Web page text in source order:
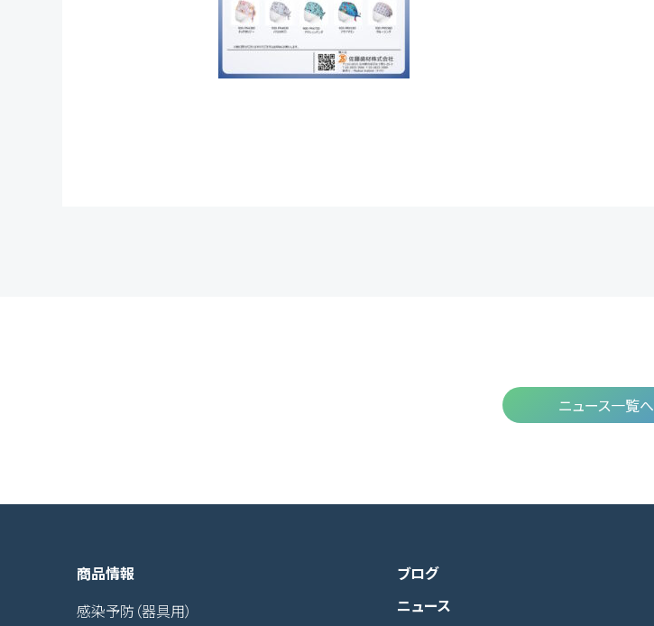
ニュース一覧へ
商品情報
感染予防（器具用）
ブログ
ニュース